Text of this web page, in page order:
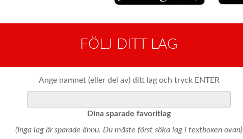
FÖLJ DITT LAG
Ange namnet (eller del av) ditt lag och tryck ENTER
Dina sparade favoritlag
(Inga lag är sparade ännu. Du måste först söka lag i textboxen ovan)